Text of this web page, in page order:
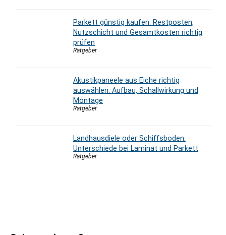
Parkett günstig kaufen: Restposten,
Nutzschicht und Gesamtkosten richtig
prüfen
Ratgeber
Akustikpaneele aus Eiche richtig
auswählen: Aufbau, Schallwirkung und
Montage
Ratgeber
Landhausdiele oder Schiffsboden:
Unterschiede bei Laminat und Parkett
Ratgeber